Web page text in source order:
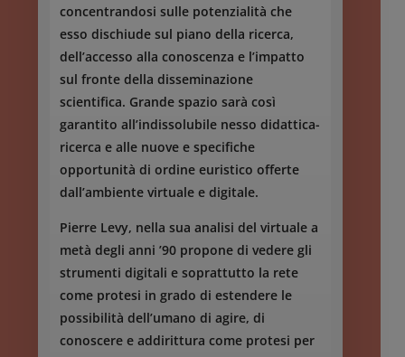
concentrandosi sulle potenzialità che
esso dischiude sul piano della ricerca,
dell’accesso alla conoscenza e l’impatto
sul fronte della disseminazione
scientifica. Grande spazio sarà così
garantito all’indissolubile nesso didattica-
ricerca e alle nuove e specifiche
opportunità di ordine euristico offerte
dall’ambiente virtuale e digitale.
Pierre Levy, nella sua analisi del virtuale a
metà degli anni ’90 propone di vedere gli
strumenti digitali e soprattutto la rete
come protesi in grado di estendere le
possibilità dell’umano di agire, di
conoscere e addirittura come protesi per